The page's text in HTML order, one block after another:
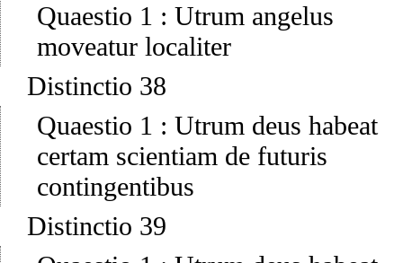
Quaestio 1 : Utrum angelus
moveatur localiter
Distinctio 38
Quaestio 1 : Utrum deus habeat
certam scientiam de futuris
contingentibus
Distinctio 39